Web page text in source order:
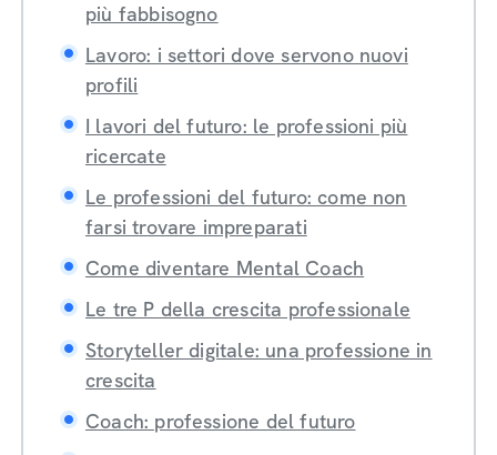
più fabbisogno
Lavoro: i settori dove servono nuovi
profili
I lavori del futuro: le professioni più
ricercate
Le professioni del futuro: come non
farsi trovare impreparati
Come diventare Mental Coach
Le tre P della crescita professionale
Storyteller digitale: una professione in
crescita
Coach: professione del futuro